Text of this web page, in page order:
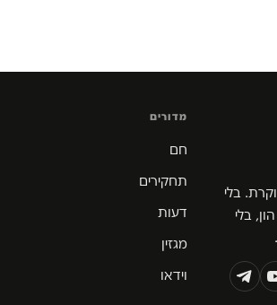
בלי
בלי
מדורים
חם
תחקירים
דעות
מגזין
וידאו